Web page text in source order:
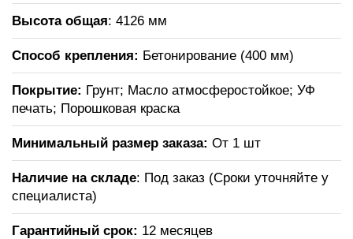
Высота общая: 4126 мм
Способ крепления: Бетонирование (400 мм)
Покрытие: Грунт; Масло атмосферостойкое; УФ
печать; Порошковая краска
Минимальный размер заказа: От 1 шт
Наличие на складе: Под заказ (Сроки уточняйте у
специалиста)
Гарантийный срок: 12 месяцев